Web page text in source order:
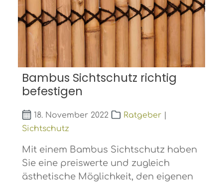
Bambus Sichtschutz richtig
befestigen
18. November 2022 Ratgeber|
Sichtschutz
Mit einem Bambus Sichtschutz haben
Sie eine preiswerte und zugleich
ästhetische Möglichkeit, den eigenen